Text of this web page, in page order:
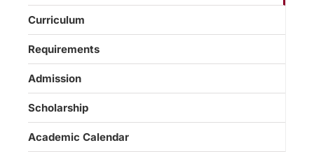
Curriculum
Requirements
Admission
Scholarship
Academic Calendar